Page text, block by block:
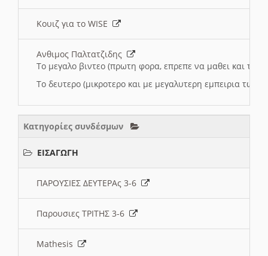
Κουιζ για το WISE
Ανθιμος Παλτατζιδης
Το μεγαλο βιντεο (πρωτη φορα, επρεπε να μαθει και το
Το δευτερο (μικροτερο και με μεγαλυτερη εμπειρια
Κατηγορίες συνδέσμων
ΕΙΣΑΓΩΓΗ
ΠΑΡΟΥΣΙΕΣ ΔΕΥΤΕΡΑς 3-6
Παρουσιες ΤΡΙΤΗΣ 3-6
Mathesis